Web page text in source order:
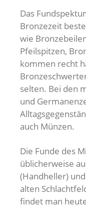
Das
Bronzezeit
wie
Pfeilspitzen,
kommen recht
selten. Bei den
und
auch Münzen.
Die Funde des
üblicherweise
(Handheller)
alten
findet man